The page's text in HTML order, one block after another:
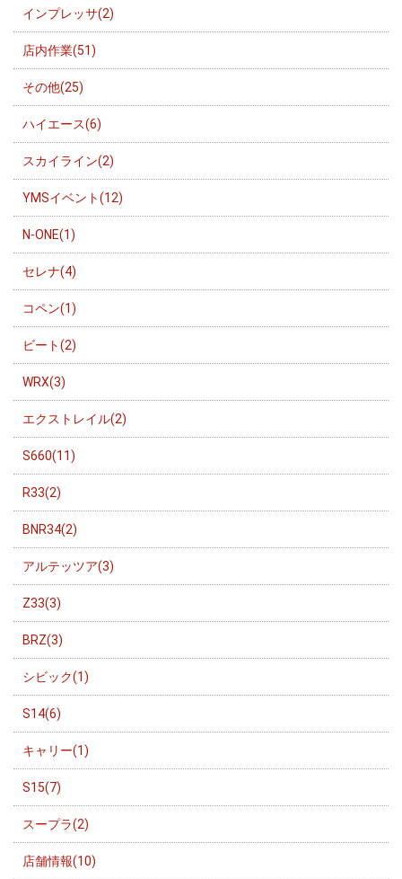
インプレッサ(2)
店内作業(51)
その他(25)
ハイエース(6)
スカイライン(2)
YMSイベント(12)
N-ONE(1)
セレナ(4)
コペン(1)
ビート(2)
WRX(3)
エクストレイル(2)
S660(11)
R33(2)
BNR34(2)
アルテッツア(3)
Z33(3)
BRZ(3)
シビック(1)
S14(6)
キャリー(1)
S15(7)
スープラ(2)
店舗情報(10)